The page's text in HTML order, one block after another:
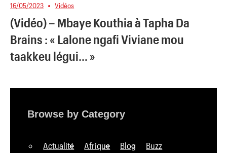
16/05/2023 Vidéos
(Vidéo) – Mbaye Kouthia à Tapha Da
Brains : « Lalone ngafi Viviane mou
taakkeu légui… »
Browse by Category
Actualité Afrique Blog Buzz